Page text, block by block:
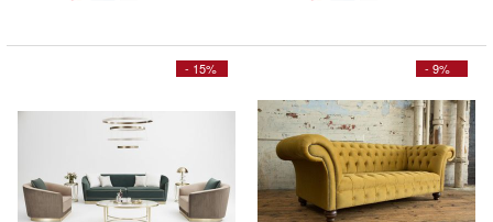
- 15% - 9%